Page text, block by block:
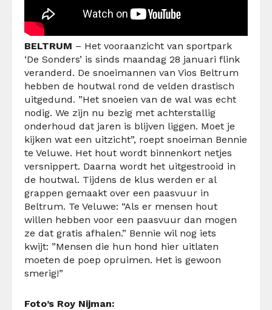
BELTRUM – Het vooraanzicht van sportpark
‘De Sonders’ is sinds maandag 28 januari flink
veranderd. De snoeimannen van Vios Beltrum
hebben de houtwal rond de velden drastisch
uitgedund. ”Het snoeien van de wal was echt
nodig. We zijn nu bezig met achterstallig
onderhoud dat jaren is blijven liggen. Moet je
kijken wat een uitzicht”, roept snoeiman Bennie
te Veluwe. Het hout wordt binnenkort netjes
versnippert. Daarna wordt het uitgestrooid in
de houtwal. Tijdens de klus werden er al
grappen gemaakt over een paasvuur in
Beltrum. Te Veluwe: “Als er mensen hout
willen hebben voor een paasvuur dan mogen
ze dat gratis afhalen.” Bennie wil nog iets
kwijt: ”Mensen die hun hond hier uitlaten
moeten de poep opruimen. Het is gewoon
smerig!”
Foto’s Roy Nijman: